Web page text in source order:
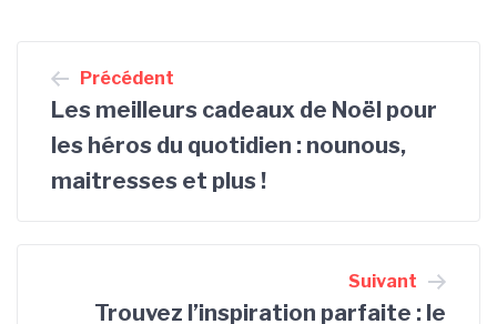
l’article
Précédent
Les meilleurs cadeaux de Noël pour
les héros du quotidien : nounous,
maitresses et plus !
Suivant
Trouvez l’inspiration parfaite : le